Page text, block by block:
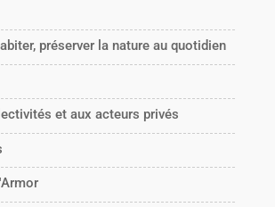
préserver la nature au quotidien
et aux acteurs privés